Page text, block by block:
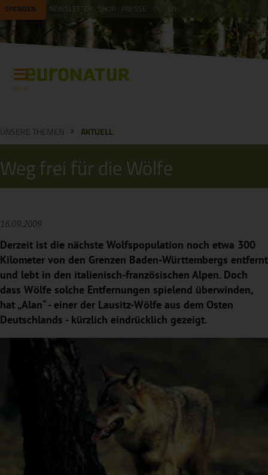
SPENDEN NEWSLETTER SHOP PRESSE EN
UNSERE THEMEN AKTUELL
Weg frei für die Wölfe
16.09.2009
Derzeit ist die nächste Wolfspopulation noch etwa 300
Kilometer von den Grenzen Baden-Württembergs entfernt
und lebt in den italienisch-französischen Alpen. Doch
dass Wölfe solche Entfernungen spielend überwinden,
hat „Alan“ - einer der Lausitz-Wölfe aus dem Osten
Deutschlands - kürzlich eindrücklich gezeigt.